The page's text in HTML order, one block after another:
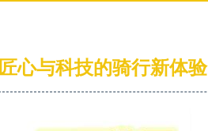
心与科技的骑行新体验